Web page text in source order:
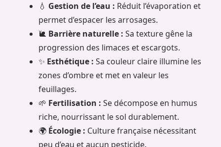
💧 Gestion de l’eau : Réduit l’évaporation et
permet d’espacer les arrosages.
🐌 Barrière naturelle : Sa texture gêne la
progression des limaces et escargots.
✨ Esthétique : Sa couleur claire illumine les
zones d’ombre et met en valeur les
feuillages.
🌱 Fertilisation : Se décompose en humus
riche, nourrissant le sol durablement.
🌍 Écologie : Culture française nécessitant
peu d’eau et aucun pesticide.